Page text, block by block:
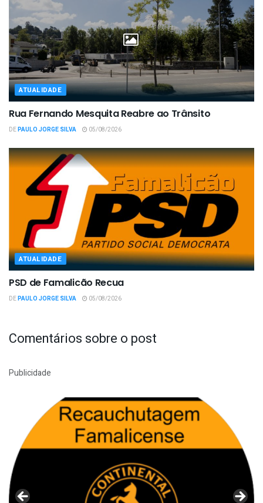
ATUALIDADE
Rua Fernando Mesquita Reabre ao Trânsito
DEPAULO JORGE SILVA 05/08/2026
ATUALIDADE
PSD de Famalicão Recua
DEPAULO JORGE SILVA 05/08/2026
Comentários sobre o post
Publicidade